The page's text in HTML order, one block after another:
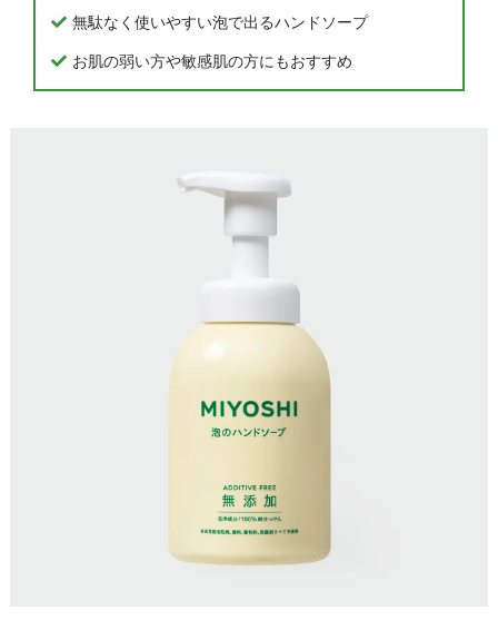
無駄なく使いやすい泡で出るハンドソープ
お肌の弱い方や敏感肌の方にもおすすめ